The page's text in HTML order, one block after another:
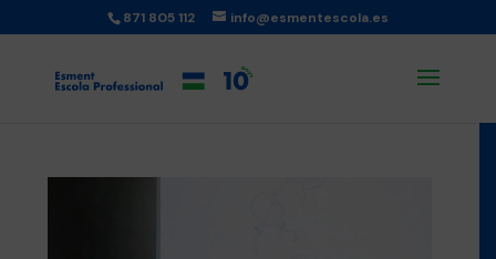
871 805 112 info@esmentescola.es